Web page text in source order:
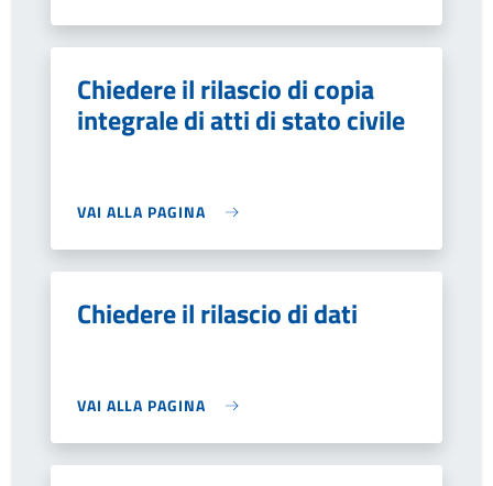
Chiedere il rilascio di copia
integrale di atti di stato civile
VAI ALLA PAGINA
Chiedere il rilascio di dati
VAI ALLA PAGINA